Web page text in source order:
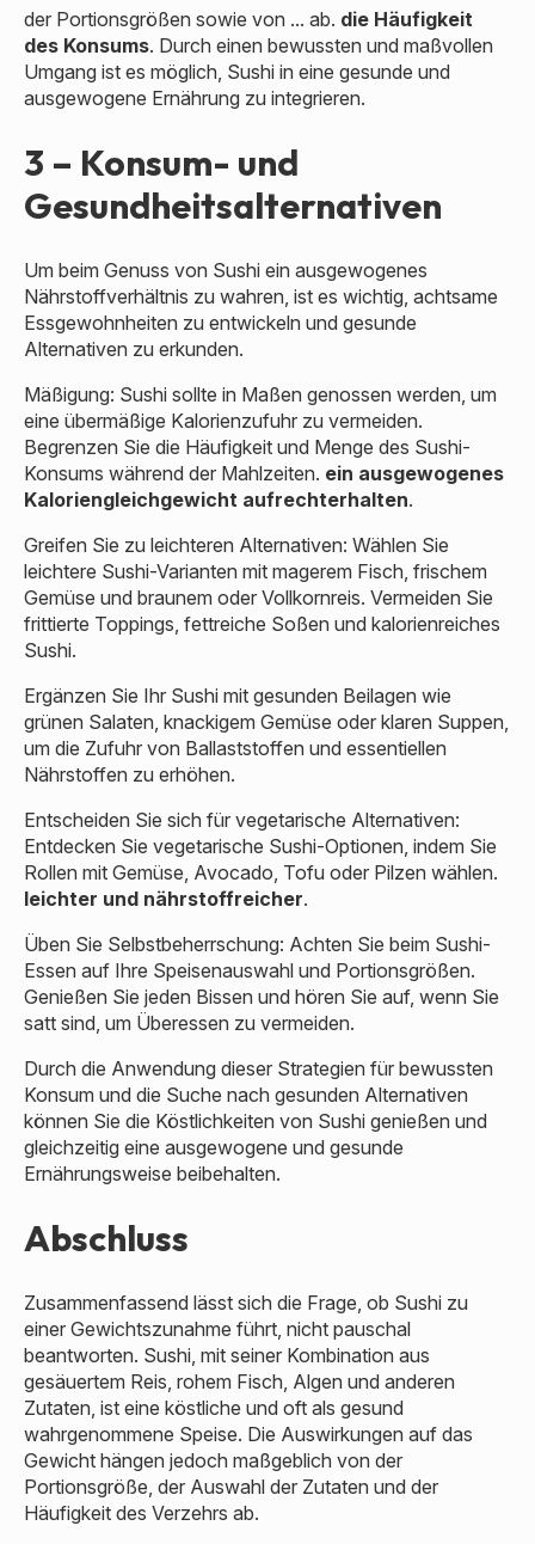
der Portionsgrößen sowie von ... ab. die Häufigkeit
des Konsums. Durch einen bewussten und maßvollen
Umgang ist es möglich, Sushi in eine gesunde und
ausgewogene Ernährung zu integrieren.
3 – Konsum- und
Gesundheitsalternativen
Um beim Genuss von Sushi ein ausgewogenes
Nährstoffverhältnis zu wahren, ist es wichtig, achtsame
Essgewohnheiten zu entwickeln und gesunde
Alternativen zu erkunden.
Mäßigung: Sushi sollte in Maßen genossen werden, um
eine übermäßige Kalorienzufuhr zu vermeiden.
Begrenzen Sie die Häufigkeit und Menge des Sushi-
Konsums während der Mahlzeiten. ein ausgewogenes
Kaloriengleichgewicht aufrechterhalten.
Greifen Sie zu leichteren Alternativen: Wählen Sie
leichtere Sushi-Varianten mit magerem Fisch, frischem
Gemüse und braunem oder Vollkornreis. Vermeiden Sie
frittierte Toppings, fettreiche Soßen und kalorienreiches
Sushi.
Ergänzen Sie Ihr Sushi mit gesunden Beilagen wie
grünen Salaten, knackigem Gemüse oder klaren Suppen,
um die Zufuhr von Ballaststoffen und essentiellen
Nährstoffen zu erhöhen.
Entscheiden Sie sich für vegetarische Alternativen:
Entdecken Sie vegetarische Sushi-Optionen, indem Sie
Rollen mit Gemüse, Avocado, Tofu oder Pilzen wählen.
leichter und nährstoffreicher.
Üben Sie Selbstbeherrschung: Achten Sie beim Sushi-
Essen auf Ihre Speisenauswahl und Portionsgrößen.
Genießen Sie jeden Bissen und hören Sie auf, wenn Sie
satt sind, um Überessen zu vermeiden.
Durch die Anwendung dieser Strategien für bewussten
Konsum und die Suche nach gesunden Alternativen
können Sie die Köstlichkeiten von Sushi genießen und
gleichzeitig eine ausgewogene und gesunde
Ernährungsweise beibehalten.
Abschluss
Zusammenfassend lässt sich die Frage, ob Sushi zu
einer Gewichtszunahme führt, nicht pauschal
beantworten. Sushi, mit seiner Kombination aus
gesäuertem Reis, rohem Fisch, Algen und anderen
Zutaten, ist eine köstliche und oft als gesund
wahrgenommene Speise. Die Auswirkungen auf das
Gewicht hängen jedoch maßgeblich von der
Portionsgröße, der Auswahl der Zutaten und der
Häufigkeit des Verzehrs ab.